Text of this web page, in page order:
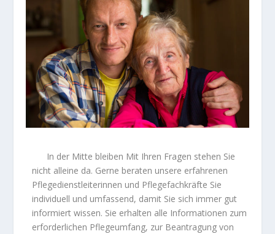
In der Mitte bleiben Mit Ihren Fragen stehen Sie
nicht alleine da. Gerne beraten unsere erfahrenen
Pflegedienstleiterinnen und Pflegefachkräfte Sie
individuell und umfassend, damit Sie sich immer gut
informiert wissen. Sie erhalten alle Informationen zum
erforderlichen Pflegeumfang, zur Beantragung von